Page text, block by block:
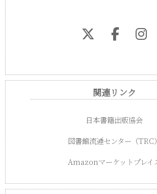
関連リンク
日本書籍出版協会
図書館流通センター（TRC）
Amazonマーケットプレイ